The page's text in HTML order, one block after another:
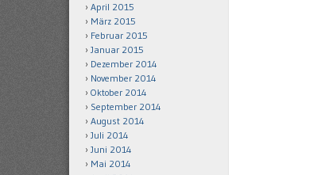
April 2015
März 2015
Februar 2015
Januar 2015
Dezember 2014
November 2014
Oktober 2014
September 2014
August 2014
Juli 2014
Juni 2014
Mai 2014